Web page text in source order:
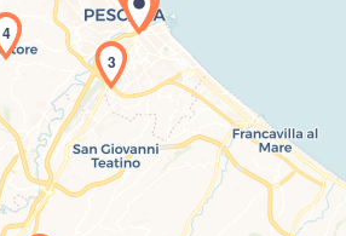
della carta in corso...
3
4